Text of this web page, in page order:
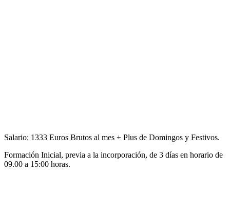
Salario: 1333 Euros Brutos al mes + Plus de Domingos y Festivos.
Formación Inicial, previa a la incorporación, de 3 días en horario de
09.00 a 15:00 horas.